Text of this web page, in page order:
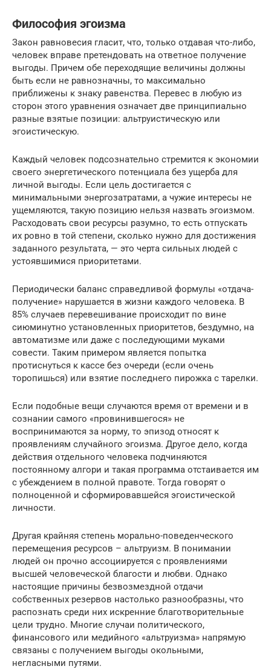
Философия эгоизма
Закон равновесия гласит, что, только отдавая что-либо,
человек вправе претендовать на ответное получение
выгоды. Причем обе переходящие величины должны
быть если не равнозначны, то максимально
приближены к знаку равенства. Перевес в любую из
сторон этого уравнения означает две принципиально
разные взятые позиции: альтруистическую или
эгоистическую.
Каждый человек подсознательно стремится к экономии
своего энергетического потенциала без ущерба для
личной выгоды. Если цель достигается с
минимальными энергозатратами, а чужие интересы не
ущемляются, такую позицию нельзя назвать эгоизмом.
Расходовать свои ресурсы разумно, то есть отпускать
их ровно в той степени, сколько нужно для достижения
заданного результата, — это черта сильных людей с
устоявшимися приоритетами.
Периодически баланс справедливой формулы «отдача-
получение» нарушается в жизни каждого человека. В
85% случаев перевешивание происходит по вине
сиюминутно установленных приоритетов, бездумно, на
автоматизме или даже с последующими муками
совести. Таким примером является попытка
протиснуться к кассе без очереди (если очень
торопишься) или взятие последнего пирожка с тарелки.
Если подобные вещи случаются время от времени и в
сознании самого «провинившегося» не
воспринимаются за норму, то эпизод относят к
проявлениям случайного эгоизма. Другое дело, когда
действия отдельного человека подчиняются
постоянному алгори и такая программа отстаивается им
с убеждением в полной правоте. Тогда говорят о
полноценной и сформировавшейся эгоистической
личности.
Другая крайняя степень морально-поведенческого
перемещения ресурсов – альтруизм. В понимании
людей он прочно ассоциируется с проявлениями
высшей человеческой благости и любви. Однако
настоящие причины безвозмездной отдачи
собственных резервов настолько разнообразны, что
распознать среди них искренние благотворительные
цели трудно. Многие случаи политического,
финансового или медийного «альтруизма» напрямую
связаны с получением выгоды окольными,
негласными путями.